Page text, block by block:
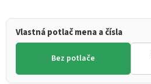
Vlastná potlač mena a čísla
Bez potlače